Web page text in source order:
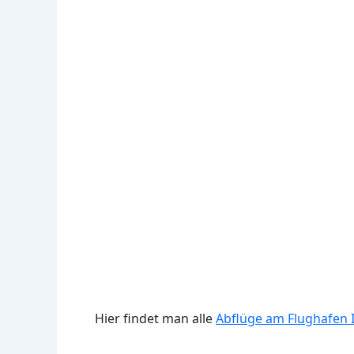
Hier findet man alleAbflüge am Flughafen